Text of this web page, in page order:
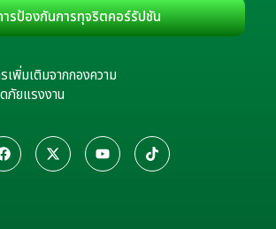
รป้องกันการทุจริตคอร์รัปชัน
เพิ่มเติมจากกองความ
ภัยแรงงาน